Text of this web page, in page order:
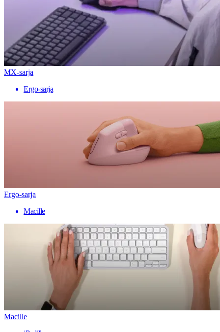
MX-sarja
Ergo-sarja
Ergo-sarja
Macille
Macille